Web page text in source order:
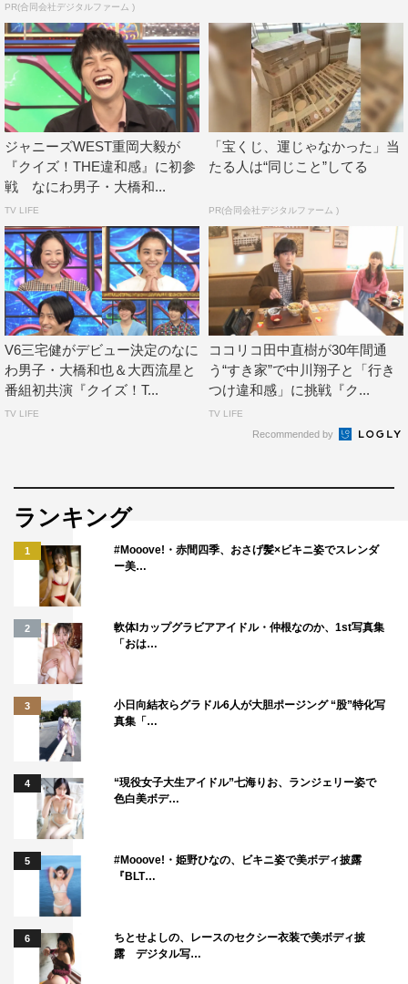
PR(合同会社デジタルファーム )
ジャニーズWEST重岡大毅が
『クイズ！THE違和感』に初参
戦 なにわ男子・大橋和...
TV LIFE
「宝くじ、運じゃなかった」当
たる人は“同じこと”してる
PR(合同会社デジタルファーム )
V6三宅健がデビュー決定のなに
わ男子・大橋和也＆大西流星と
番組初共演『クイズ！T...
TV LIFE
ココリコ田中直樹が30年間通
う“すき家”で中川翔子と「行き
つけ違和感」に挑戦『ク...
TV LIFE
Recommended by
ランキング
1
#Mooove!・赤間四季、おさげ髪×ビキニ姿でスレンダ
ー美…
2
軟体Iカップグラビアアイドル・仲根なのか、1st写真集
「おは…
3
小日向結衣らグラドル6人が大胆ポージング “股”特化写
真集「…
4
“現役女子大生アイドル”七海りお、ランジェリー姿で
色白美ボデ…
5
#Mooove!・姫野ひなの、ビキニ姿で美ボディ披露
『BLT…
6
ちとせよしの、レースのセクシー衣装で美ボディ披
露 デジタル写…